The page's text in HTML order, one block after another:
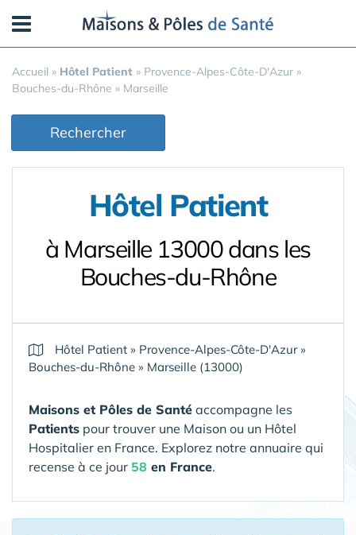
Accueil » Hôtel Patient » Provence-Alpes-Côte-D'Azur »
Bouches-du-Rhône » Marseille
Rechercher
Hôtel Patient
à Marseille 13000 dans les
Bouches-du-Rhône
Hôtel Patient » Provence-Alpes-Côte-D'Azur»
Bouches-du-Rhône » Marseille (13000)
Maisons et Pôles de Santé accompagne les
Patients pour trouver une Maison ou un Hôtel
Hospitalier en France. Explorez notre annuaire qui
recense à ce jour 58 en France.
Panneau de gestion des cookies